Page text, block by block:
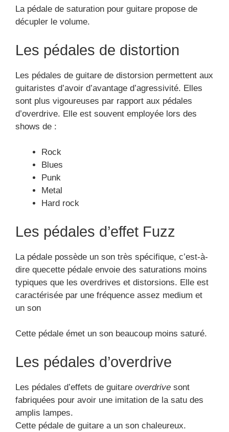
La pédale de saturation pour guitare propose de
décupler le volume.
Les pédales de distortion
Les pédales de guitare de distorsion permettent aux
guitaristes d’avoir d’avantage d’agressivité. Elles
sont plus vigoureuses par rapport aux pédales
d’overdrive. Elle est souvent employée lors des
shows de :
Rock
Blues
Punk
Metal
Hard rock
Les pédales d’effet Fuzz
La pédale possède un son très spécifique, c’est-à-
dire quecette pédale envoie des saturations moins
typiques que les overdrives et distorsions. Elle est
caractérisée par une fréquence assez medium et
un son
Cette pédale émet un son beaucoup moins saturé.
Les pédales d’overdrive
Les pédales d’effets de guitare overdrive sont
fabriquées pour avoir une imitation de la satu des
amplis lampes.
Cette pédale de guitare a un son chaleureux.